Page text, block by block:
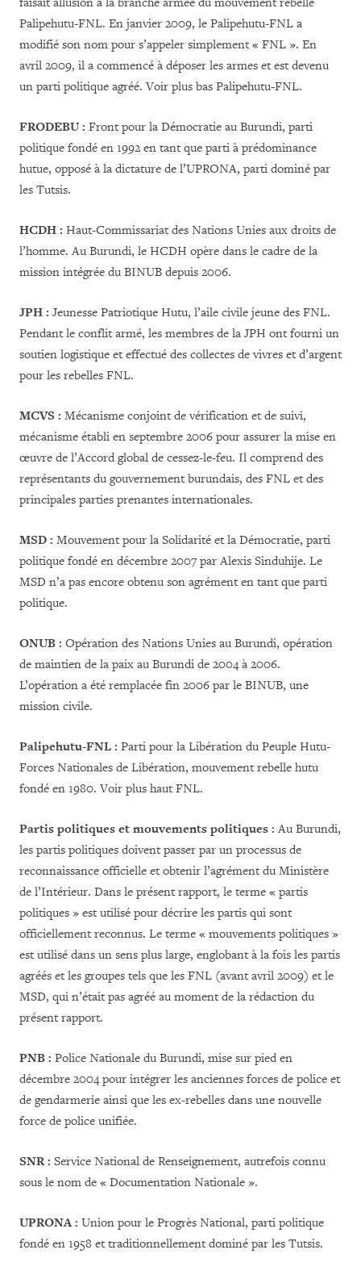
Palipehutu-FNL. En janvier 2009, le Palipehutu-FNL a
modifié son nom pour s’appeler simplement « FNL ». En
avril 2009, il a commencé à déposer les armes et est devenu
un parti politique agréé. Voir plus bas Palipehutu-FNL.
FRODEBU : Front pour la Démocratie au Burundi, parti
politique fondé en 1992 en tant que parti à prédominance
hutue, opposé à la dictature de l’UPRONA, parti dominé par
les Tutsis.
HCDH : Haut-Commissariat des Nations Unies aux droits de
l’homme. Au Burundi, le HCDH opère dans le cadre de la
mission intégrée du BINUB depuis 2006.
JPH : Jeunesse Patriotique Hutu, l’aile civile jeune des FNL.
Pendant le conflit armé, les membres de la JPH ont fourni un
soutien logistique et effectué des collectes de vivres et d’argent
pour les rebelles FNL.
MCVS : Mécanisme conjoint de vérification et de suivi,
mécanisme établi en septembre 2006 pour assurer la mise en
œuvre de l’Accord global de cessez-le-feu. Il comprend des
représentants du gouvernement burundais, des FNL et des
principales parties prenantes internationales.
MSD : Mouvement pour la Solidarité et la Démocratie, parti
politique fondé en décembre 2007 par Alexis Sinduhije. Le
MSD n’a pas encore obtenu son agrément en tant que parti
politique.
ONUB : Opération des Nations Unies au Burundi, opération
de maintien de la paix au Burundi de 2004 à 2006.
L’opération a été remplacée fin 2006 par le BINUB, une
mission civile.
Palipehutu-FNL : Parti pour la Libération du Peuple Hutu-
Forces Nationales de Libération, mouvement rebelle hutu
fondé en 1980. Voir plus haut FNL.
Partis politiques et mouvements politiques :Au Burundi,
les partis politiques doivent passer par un processus de
reconnaissance officielle et obtenir l’agrément du Ministère
de l’Intérieur. Dans le présent rapport, le terme « partis
politiques » est utilisé pour décrire les partis qui sont
officiellement reconnus. Le terme « mouvements politiques »
est utilisé dans un sens plus large, englobant à la fois les partis
agréés et les groupes tels que les FNL (avant avril 2009) et le
MSD, qui n’était pas agréé au moment de la rédaction du
présent rapport.
PNB : Police Nationale du Burundi, mise sur pied en
décembre 2004 pour intégrer les anciennes forces de police et
de gendarmerie ainsi que les ex-rebelles dans une nouvelle
force de police unifiée.
SNR : Service National de Renseignement, autrefois connu
sous le nom de « Documentation Nationale ».
UPRONA : Union pour le Progrès National, parti politique
fondé en 1958 et traditionnellement dominé par les Tutsis.